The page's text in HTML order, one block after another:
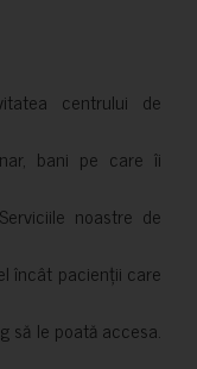
centrului de
bani pe care îi
noastre de
încât pacienții care
să le poată accesa.